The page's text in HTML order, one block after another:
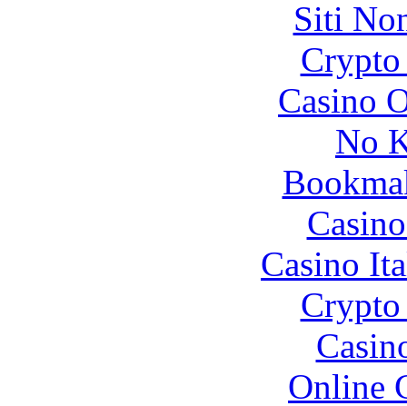
Siti
Casino
No
Casino
Online